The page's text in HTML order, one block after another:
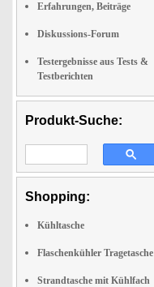
Erfahrungen, Beiträge
Diskussions-Forum
Testergebnisse aus Tests &
Testberichten
Produkt-Suche:
Shopping:
Kühltasche
Flaschenkühler Tragetasche
Strandtasche mit Kühlfach